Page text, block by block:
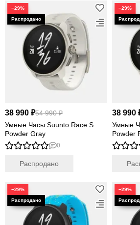
−29%
38 990 ₽54 990 ₽
Умные Часы Suunto Race S
Powder Gray
0
Распродано
−29%
38 990
Умные
Powder
−29% −29%